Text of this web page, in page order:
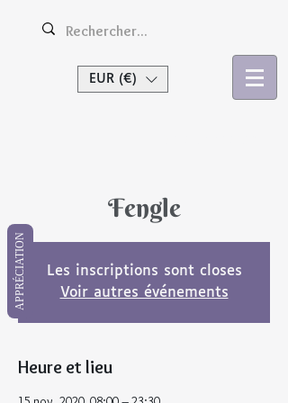
EUR (€)
Fengle
Les inscriptions sont closes
Voir autres événements
Heure et lieu
APPRÉCIATION